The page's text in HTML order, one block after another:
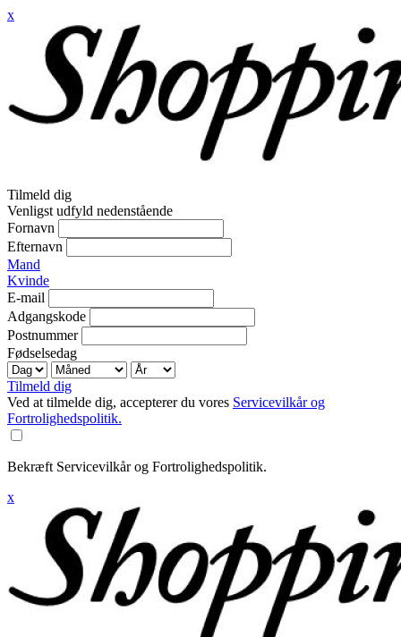
x
Tilmeld dig
Venligst udfyld nedenstående
Fornavn
Efternavn
Mand
Kvinde
E-mail
Adgangskode
Postnummer
Fødselsedag
Tilmeld dig
Ved at tilmelde dig, accepterer du vores Servicevilkår og
Fortrolighedspolitik.
Bekræft Servicevilkår og Fortrolighedspolitik.
x